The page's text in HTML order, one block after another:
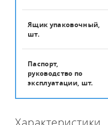
Ящик упаковочный,
шт.
Паспорт,
руководство по
эксплуатации, шт.
Характеристики